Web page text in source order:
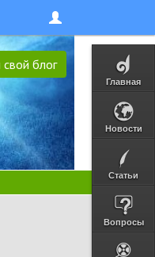
Главная
Новости
Статьи
Вопросы
свой блог